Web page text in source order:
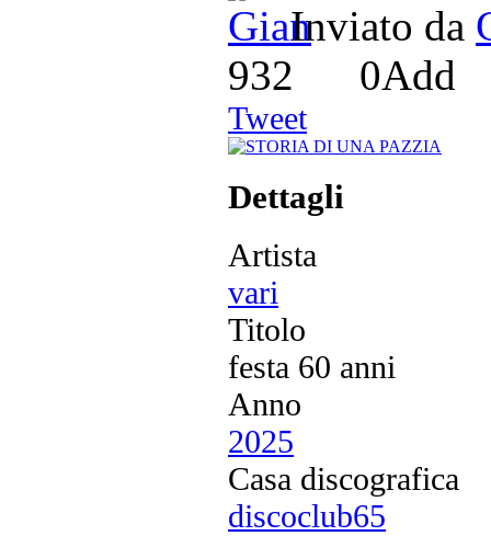
Inviato da
932
0Add
Tweet
Dettagli
Artista
vari
Titolo
festa 60 anni
Anno
2025
Casa discografica
discoclub65